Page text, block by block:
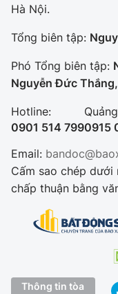
Hà Nội.
Tổng biên tập:
Phó Tổng biên tập:
Nguyễn Đức
Hotline:
0901 514 7990915
Email:
Cấm sao chép
chấp thuận bằng
Thông tin tòa